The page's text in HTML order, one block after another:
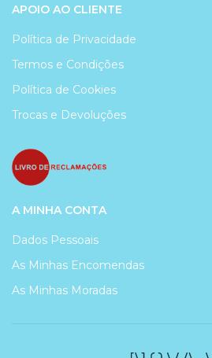
APOIO AO CLIENTE
Política de Privacidade
Termos e Condições
Política de Cookies
Trocas e Devoluções
A MINHA CONTA
Dados Pessoais
As Minhas Encomendas
As Minhas Moradas